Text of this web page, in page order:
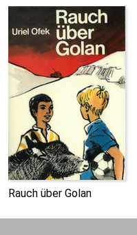
Rauch über Golan